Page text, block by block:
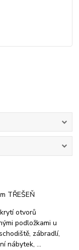
TŘEŠEŇ
otvorů
podložkami u
zábradlí,
nábytek, ...